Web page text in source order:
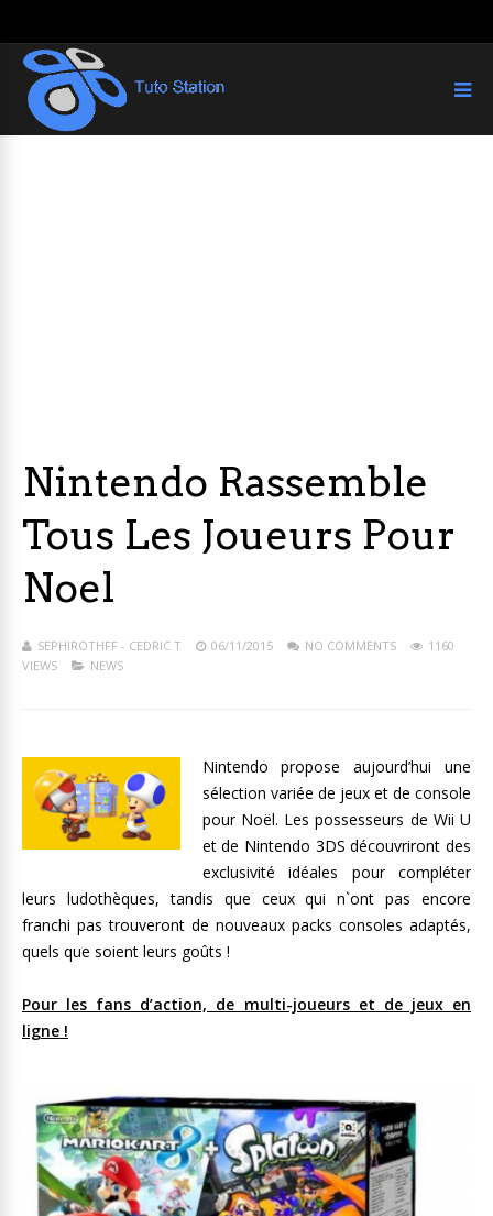
Nintendo Rassemble
Tous Les Joueurs Pour
Noel
SEPHIROTHFF - CEDRIC T 06/11/2015 NO COMMENTS
1160
VIEWS
NEWS
Nintendo propose aujourd’hui une
sélection variée de jeux et de console
pour Noël. Les possesseurs de Wii U
et de Nintendo 3DS découvriront des
exclusivité idéales pour compléter
leurs ludothèques, tandis que ceux qui n`ont pas encore
franchi pas trouveront de nouveaux packs consoles adaptés,
quels que soient leurs goûts !
Pour les fans d’action, de multi-joueurs et de jeux en
ligne !